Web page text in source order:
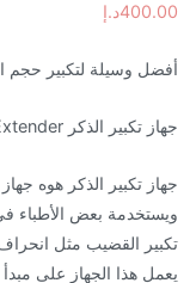
400.00د.إ
أفضل وسيلة لتكبير حجم
جهاز تكبير الذكر Pro Extender
جهاز تكبير الذكر هوه
ويستخدمة بعض الأطباء
تكبير القضيب مثل
يعمل هذا الجهاز على مبدأ